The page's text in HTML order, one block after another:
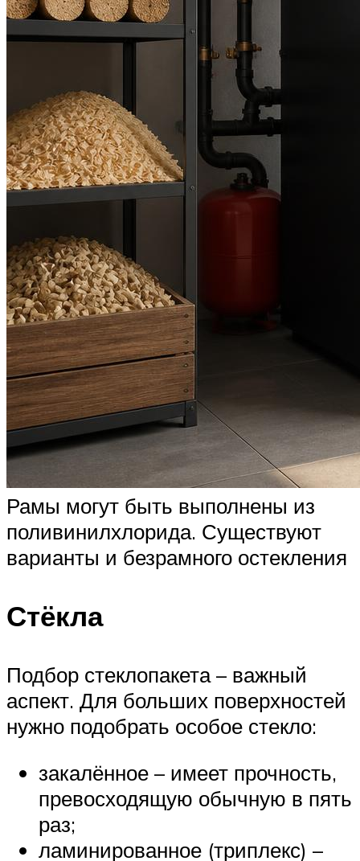
Рамы могут быть выполнены из
поливинилхлорида. Существуют
варианты и безрамного остекления
Стёкла
Подбор стеклопакета – важный
аспект. Для больших поверхностей
нужно подобрать особое стекло:
закалённое – имеет прочность,
превосходящую обычную в пять
раз;
ламинированное (триплекс) –